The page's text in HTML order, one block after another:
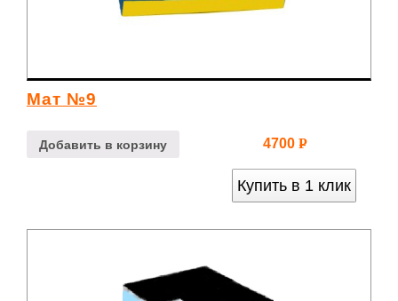
Мат №9
Добавить в корзину 4700 Р
Купить в 1 клик